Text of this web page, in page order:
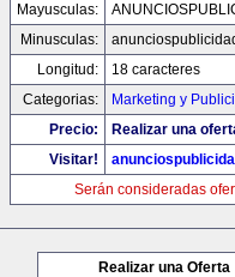
Mayusculas:
Minusculas:
Longitud:
18 caracteres
Categorias:
Marketing y
Precio:
Realizar una
Visitar!
Serán consideradas
Realizar una Oferta